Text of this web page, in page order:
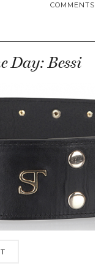
COMMENTS
Day: Bessi